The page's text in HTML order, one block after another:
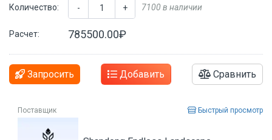
Количество: - + 7100 в наличии
Расчет: 785500.00₽
Запросить Добавить Сравнить
Поставщик Быстрый просмотр